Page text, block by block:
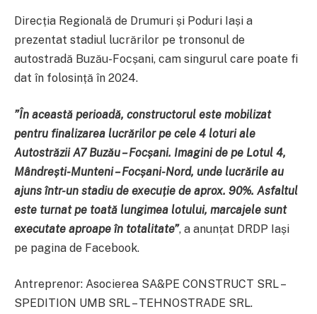
Direcția Regională de Drumuri și Poduri Iași a
prezentat stadiul lucrărilor pe tronsonul de
autostradă Buzău-Focșani, cam singurul care poate fi
dat în folosință în 2024.
”În această perioadă, constructorul este mobilizat
pentru finalizarea lucrărilor pe cele 4 loturi ale
Autostrăzii A7 Buzău – Focșani. Imagini de pe Lotul 4,
Mândrești-Munteni – Focșani-Nord, unde lucrările au
ajuns într-un stadiu de execuție de aprox. 90%. Asfaltul
este turnat pe toată lungimea lotului, marcajele sunt
executate aproape în totalitate”, a anunțat DRDP Iași
pe pagina de Facebook.
Antreprenor: Asocierea SA&PE CONSTRUCT SRL –
SPEDITION UMB SRL – TEHNOSTRADE SRL.